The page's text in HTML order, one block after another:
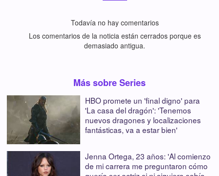
Todavía no hay comentarios
Los comentarios de la noticia están cerrados porque es
demasiado antigua.
Más sobre Series
HBO promete un 'final digno' para
'La casa del dragón': 'Tenemos
nuevos dragones y localizaciones
fantásticas, va a estar bien'
Jenna Ortega, 23 años: 'Al comienzo
de mi carrera me preguntaron cómo